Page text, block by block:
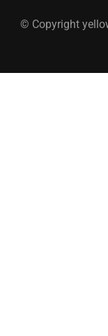
© Copyright